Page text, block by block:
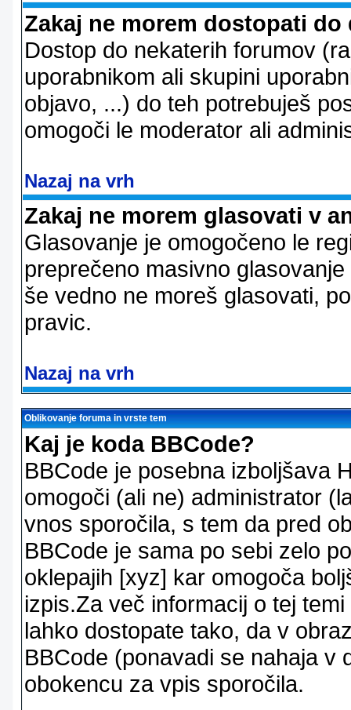
Zakaj ne morem dostopati
Dostop do nekaterih forumov
uporabnikom ali skupini
objavo, ...) do teh potrebuješ
omogoči le moderator ali
Nazaj na vrh
Zakaj ne morem glasovati v
Glasovanje je omogočeno le
preprečeno masivno
še vedno ne moreš glasovati,
pravic.
Nazaj na vrh
Oblikovanje foruma in vrste tem
Kaj je koda BBCode?
BBCode je posebna izboljšava
omogoči (ali ne) administrator
vnos sporočila, s tem da pred
BBCode je sama po sebi zelo
oklepajih [xyz] kar omogoča
izpis.Za več informacij o tej
lahko dostopate tako, da v
BBCode (ponavadi se nahaja v
obokencu za vpis sporočila.